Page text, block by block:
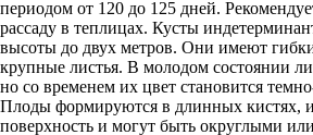
периодом от 120 до 125 дней.
рассаду в теплицах. Кусты
высоты до двух метров. Они имеют
крупные листья. В молодом состоянии
но со временем их цвет становится
Плоды формируются в длинных кистях,
поверхность и могут быть округлыми